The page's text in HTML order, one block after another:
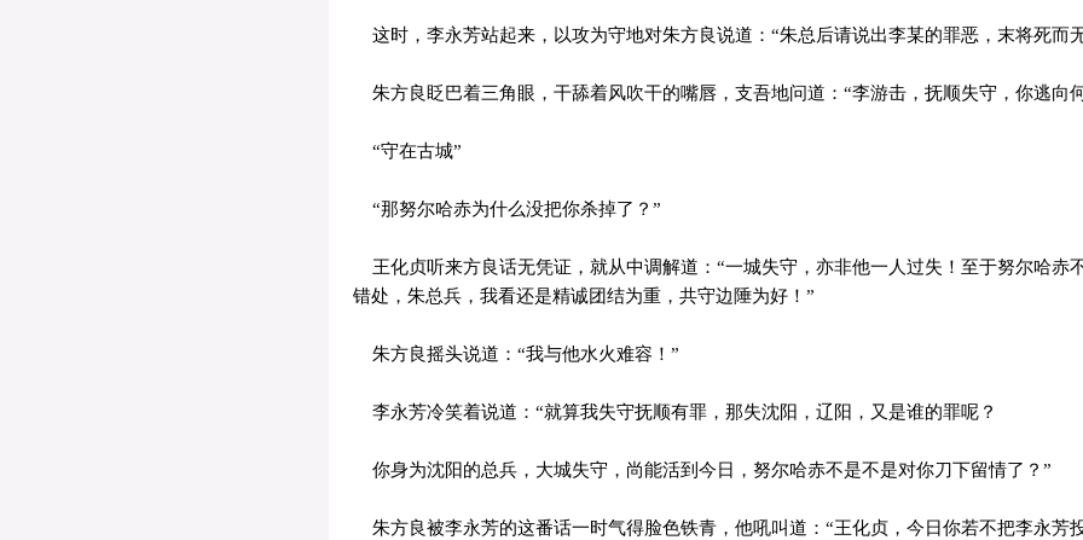
这时，李永芳站起来，以攻为守地对朱方良说道：“朱总后请说出李某的罪恶，末将死而
朱方良眨巴着三角眼，干舔着风吹干的嘴唇，支吾地问道：“李游击，抚顺失守，你逃向
“守在古城”
“那努尔哈赤为什么没把你杀掉了？”
王化贞听来方良话无凭证，就从中调解道：“一城失守，亦非他一人过失！至于努尔哈赤
错处，朱总兵，我看还是精诚团结为重，共守边陲为好！”
朱方良摇头说道：“我与他水火难容！”
李永芳冷笑着说道：“就算我失守抚顺有罪，那失沈阳，辽阳，又是谁的罪呢？
你身为沈阳的总兵，大城失守，尚能活到今日，努尔哈赤不是不是对你刀下留情了？”
朱方良被李永芳的这番话一时气得脸色铁青，他吼叫道：“王化贞，今日你若不把李永芳